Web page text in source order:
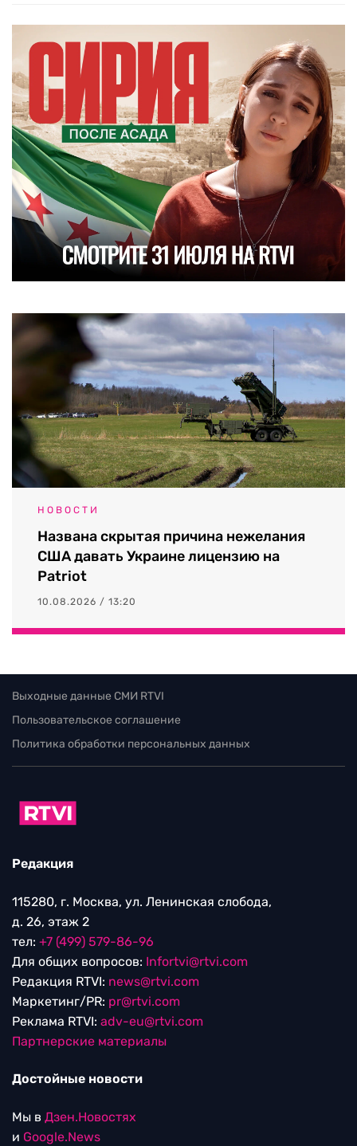
НОВОСТИ
Названа скрытая причина нежелания
США давать Украине лицензию на
Patriot
10.08.2026 / 13:20
Выходные данные СМИ RTVI
Пользовательское соглашение
Политика обработки персональных данных
Редакция
115280, г. Москва, ул. Ленинская слобода,
д. 26, этаж 2
тел: +7 (499) 579-86-96
Для общих вопросов: Infortvi@rtvi.com
Редакция RTVI: news@rtvi.com
Маркетинг/PR: pr@rtvi.com
Реклама RTVI: adv-eu@rtvi.com
Партнерские материалы
Достойные новости
Мы в Дзен.Новостях
и Google.News